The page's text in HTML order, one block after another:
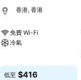
香港, 香港
免費 Wi-Fi
冷氣
低至 $416